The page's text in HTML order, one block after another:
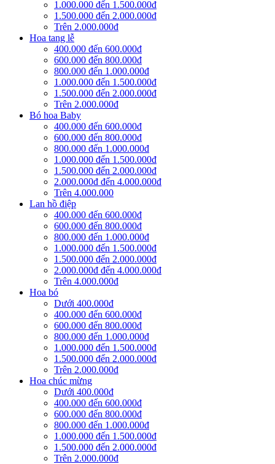
1.000.000 đến 1.500.000đ
1.500.000 đến 2.000.000đ
Trên 2.000.000đ
Hoa tang lễ
400.000 đến 600.000đ
600.000 đến 800.000đ
800.000 đến 1.000.000đ
1.000.000 đến 1.500.000đ
1.500.000 đến 2.000.000đ
Trên 2.000.000đ
Bó hoa Baby
400.000 đến 600.000đ
600.000 đến 800.000đ
800.000 đến 1.000.000đ
1.000.000 đến 1.500.000đ
1.500.000 đến 2.000.000đ
2.000.000đ đến 4.000.000đ
Trên 4.000.000
Lan hồ điệp
400.000 đến 600.000đ
600.000 đến 800.000đ
800.000 đến 1.000.000đ
1.000.000 đến 1.500.000đ
1.500.000 đến 2.000.000đ
2.000.000đ đến 4.000.000đ
Trên 4.000.000đ
Hoa bó
Dưới 400.000đ
400.000 đến 600.000đ
600.000 đến 800.000đ
800.000 đến 1.000.000đ
1.000.000 đến 1.500.000đ
1.500.000 đến 2.000.000đ
Trên 2.000.000đ
Hoa chúc mừng
Dưới 400.000đ
400.000 đến 600.000đ
600.000 đến 800.000đ
800.000 đến 1.000.000đ
1.000.000 đến 1.500.000đ
1.500.000 đến 2.000.000đ
Trên 2.000.000đ